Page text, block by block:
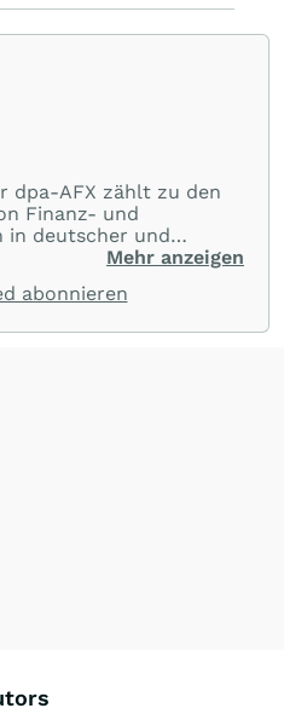
dpa-AFX zählt zu den
Finanz- und
in deutscher und
auf ein
und schnell
Mehr anzeigen
abonnieren